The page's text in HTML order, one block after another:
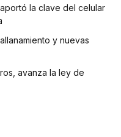
la clave del celular
y nuevas
avanza la ley de